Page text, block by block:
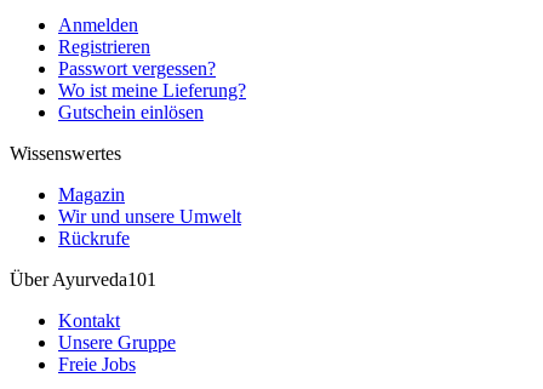
Anmelden
Registrieren
Passwort vergessen?
Wo ist meine Lieferung?
Gutschein einlösen
Wissenswertes
Magazin
Wir und unsere Umwelt
Rückrufe
Über Ayurveda101
Kontakt
Unsere Gruppe
Freie Jobs